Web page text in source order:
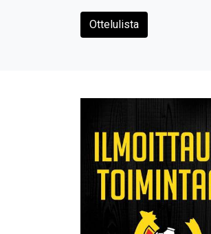
Ottelulista